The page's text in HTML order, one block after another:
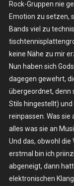
Rock-Gruppen nie
Emotion zu setzen,
Bands viel zu
keine Nähe zu mir
Nun haben sich
dagegen gewehrt,
übergeordnet, denn
Stils hingestellt)
reinpassen. Was
alles was sie an
Und das, obwohl
erstmal bin ich
abgeneigt, dann
elektronischen